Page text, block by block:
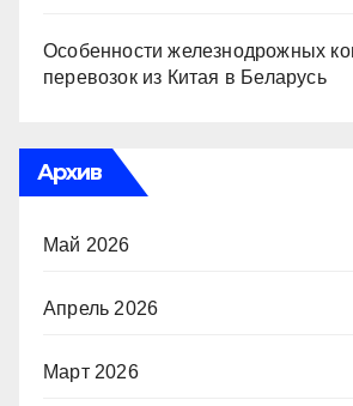
Особенности железнодрожных
перевозок из Китая в Беларусь
Архив
Май 2026
Апрель 2026
Март 2026